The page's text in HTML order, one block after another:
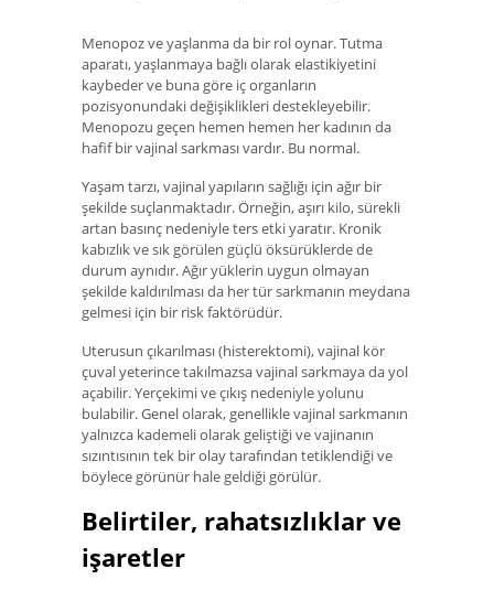
Menopoz ve yaşlanma da bir rol oynar. Tutma
aparatı, yaşlanmaya bağlı olarak elastikiyetini
kaybeder ve buna göre iç organların
pozisyonundaki değişiklikleri destekleyebilir.
Menopozu geçen hemen hemen her kadının da
hafif bir vajinal sarkması vardır. Bu normal.
Yaşam tarzı, vajinal yapıların sağlığı için ağır bir
şekilde suçlanmaktadır. Örneğin, aşırı kilo, sürekli
artan basınç nedeniyle ters etki yaratır. Kronik
kabızlık ve sık görülen güçlü öksürüklerde de
durum aynıdır. Ağır yüklerin uygun olmayan
şekilde kaldırılması da her tür sarkmanın meydana
gelmesi için bir risk faktörüdür.
Uterusun çıkarılması (histerektomi), vajinal kör
çuval yeterince takılmazsa vajinal sarkmaya da yol
açabilir. Yerçekimi ve çıkış nedeniyle yolunu
bulabilir. Genel olarak, genellikle vajinal sarkmanın
yalnızca kademeli olarak geliştiği ve vajinanın
sızıntısının tek bir olay tarafından tetiklendiği ve
böylece görünür hale geldiği görülür.
Belirtiler, rahatsızlıklar ve
işaretler